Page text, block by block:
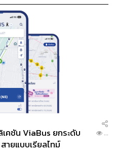
คชัน ViaBus ยกระดับ
ายแบบเรียลไทม์
...